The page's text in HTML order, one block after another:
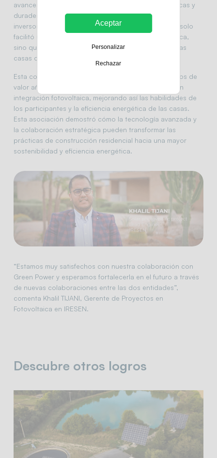
avances significativos en el diseño de casas ecológicas y
duraderas. Al proporcionar generosamente estos
inversores durante la competencia, Green Power no solo
facilitó una conversión efectiva de energía fotovoltaica,
sino que también optimizó la gestión energética de las
casas desarrolladas por los estudiantes.
Esta cooperación enriqueció el proyecto con servicios de
valor añadido, incluyendo formación especializada en
integración fotovoltaica, mejorando así las habilidades de
los participantes y la eficiencia energética de las casas.
Esta asociación demostró cómo la tecnología avanzada y
la colaboración estratégica pueden transformar las
prácticas de construcción residencial hacia una mayor
sostenibilidad y eficiencia energética.
“Estamos muy satisfechos con nuestra colaboración con
Green Power y esperamos fortalecerla en el futuro a través
de nuevas colaboraciones entre las dos entidades”,
comenta Khalil TIJANI, Gerente de Proyectos en
Fotovoltaica en IRESEN.
Descubre otros logros
Aceptar
Personalizar
Rechazar